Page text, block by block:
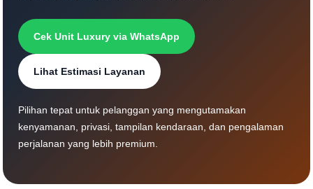
Cek Unit Luxury via WhatsApp
Lihat Estimasi Layanan
Pilihan tepat untuk pelanggan yang mengutamakan
kenyamanan, privasi, tampilan kendaraan, dan pengalaman
perjalanan yang lebih premium.